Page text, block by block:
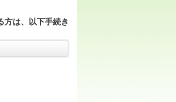
方は、以下手続き